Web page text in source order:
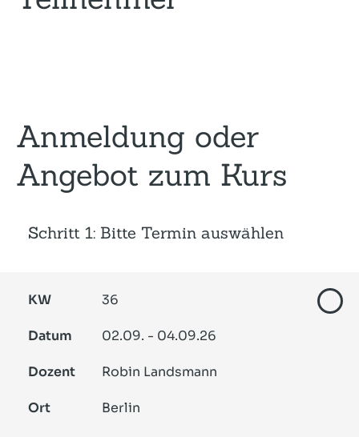
Anmeldung oder
Angebot zum Kurs
Schritt 1: Bitte Termin auswählen
KW 36
Datum 02.09. - 04.09.26
Dozent Robin Landsmann
Ort Berlin